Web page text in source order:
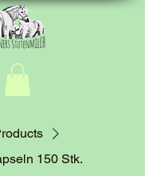
150 Stk.